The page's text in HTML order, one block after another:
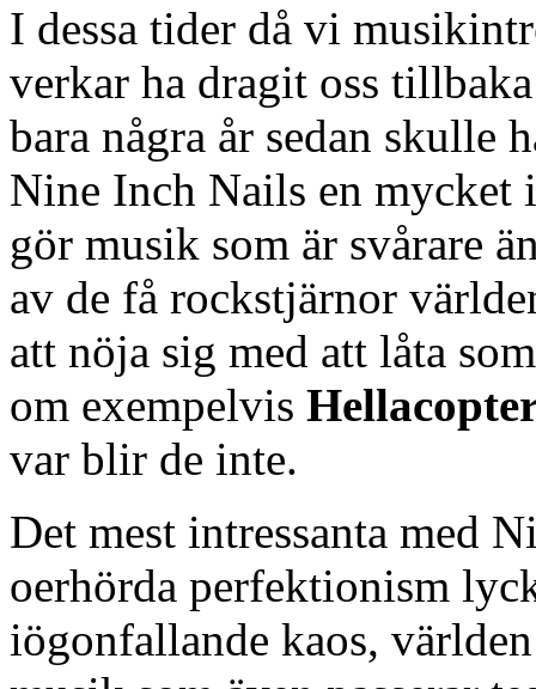
I dessa tider då vi
verkar ha dragit oss
bara några år sedan skulle
Nine Inch Nails en mycket
gör musik som är svårare
av de få rockstjärnor
att nöja sig med att låta
om exempelvis
var blir de inte.
Det mest intressanta med
oerhörda perfektionism
iögonfallande kaos,